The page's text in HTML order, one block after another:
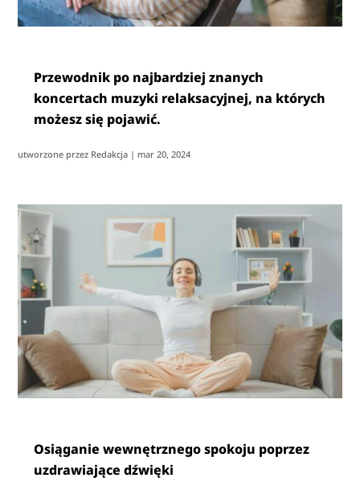
Przewodnik po najbardziej znanych
koncertach muzyki relaksacyjnej, na których
możesz się pojawić.
utworzone przez Redakcja | mar 20, 2024
Osiąganie wewnętrznego spokoju poprzez
uzdrawiające dźwięki